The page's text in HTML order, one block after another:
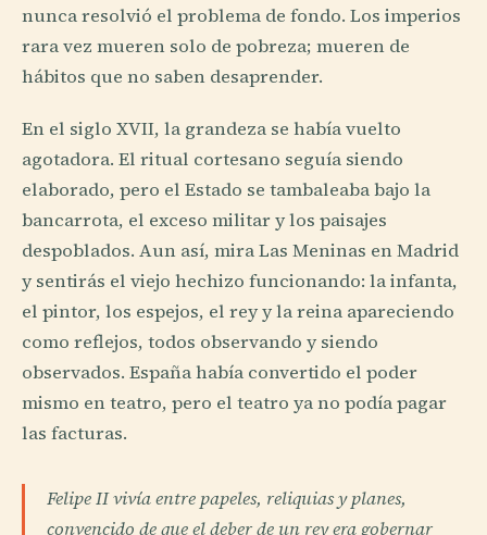
nunca resolvió el problema de fondo. Los imperios
rara vez mueren solo de pobreza; mueren de
hábitos que no saben desaprender.
En el siglo XVII, la grandeza se había vuelto
agotadora. El ritual cortesano seguía siendo
elaborado, pero el Estado se tambaleaba bajo la
bancarrota, el exceso militar y los paisajes
despoblados. Aun así, mira Las Meninas en Madrid
y sentirás el viejo hechizo funcionando: la infanta,
el pintor, los espejos, el rey y la reina apareciendo
como reflejos, todos observando y siendo
observados. España había convertido el poder
mismo en teatro, pero el teatro ya no podía pagar
las facturas.
Felipe II vivía entre papeles, reliquias y planes,
convencido de que el deber de un rey era gobernar